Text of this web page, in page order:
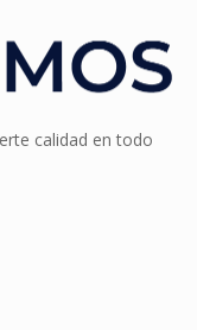
calidad en todo